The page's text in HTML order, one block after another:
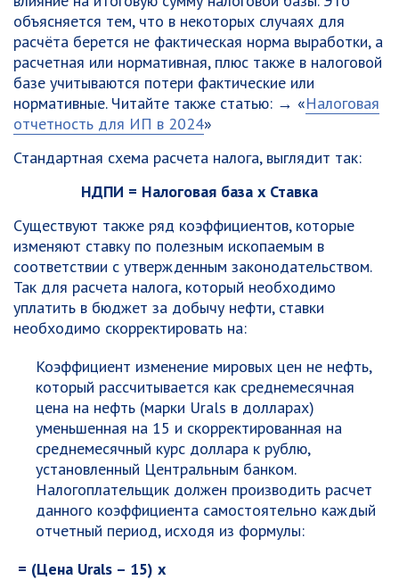
объясняется тем, что в некоторых случаях для
расчёта берется не фактическая норма выработки, а
расчетная или нормативная, плюс также в налоговой
базе учитываются потери фактические или
нормативные. Читайте также статью: → «Налоговая
отчетность для ИП в 2024»
Стандартная схема расчета налога, выглядит так:
НДПИ = Налоговая база х Ставка
Существуют также ряд коэффициентов, которые
изменяют ставку по полезным ископаемым в
соответствии с утвержденным законодательством.
Так для расчета налога, который необходимо
уплатить в бюджет за добычу нефти, ставки
необходимо скорректировать на:
Коэффициент изменение мировых цен не нефть,
который рассчитывается как среднемесячная
цена на нефть (марки Urals в долларах)
уменьшенная на 15 и скорректированная на
среднемесячный курс доллара к рублю,
установленный Центральным банком.
Налогоплательщик должен производить расчет
данного коэффициента самостоятельно каждый
отчетный период, исходя из формулы:
= (Цена Urals – 15) х